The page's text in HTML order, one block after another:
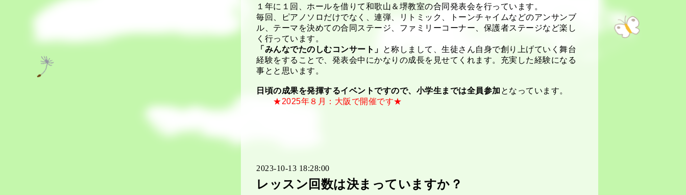
１年に１回、ホールを借りて和歌山＆堺教室の合同発表会を行っています。
毎回、ピアノソロだけでなく、連弾、リトミック、トーンチャイムなどのアンサンブ
ル、テーマを決めての合同ステージ、ファミリーコーナー、保護者ステージなど楽し
く行っています。
「みんなでたのしむコンサート」
と称しまして、生徒さん自身で創り上げていく舞台
経験をすることで、発表会中にかなりの成長を見せてくれます。充実した経験になる
事とと思います。
日頃の成果を発揮するイベントですので、小学生までは全員参加 となっています。
★2025年８月：大阪で開催です★
2023-10-13 18:28:00
レッスン回数は決まっていますか？